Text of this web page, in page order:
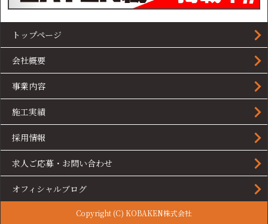
トップページ
会社概要
事業内容
施工実績
採用情報
求人ご応募・お問い合わせ
オフィシャルブログ
Copyright (C) KOBAKEN株式会社